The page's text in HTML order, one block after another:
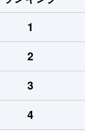
1
2
3
4